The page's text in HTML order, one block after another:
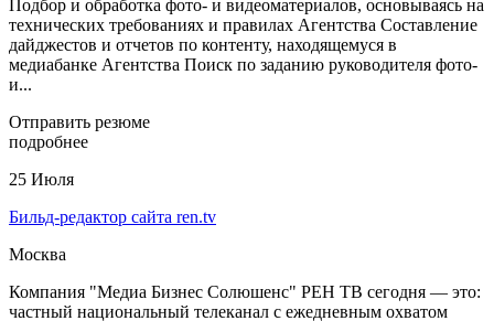
Подбор и обработка фото- и видеоматериалов, основываясь на
технических требованиях и правилах Агентства Составление
дайджестов и отчетов по контенту, находящемуся в
медиабанке Агентства Поиск по заданию руководителя фото-
и...
Отправить резюме
подробнее
25 Июля
Бильд-редактор сайта ren.tv
Москва
Компания "Медиа Бизнес Солюшенс" РЕН ТВ сегодня — это:
частный национальный телеканал с ежедневным охватом